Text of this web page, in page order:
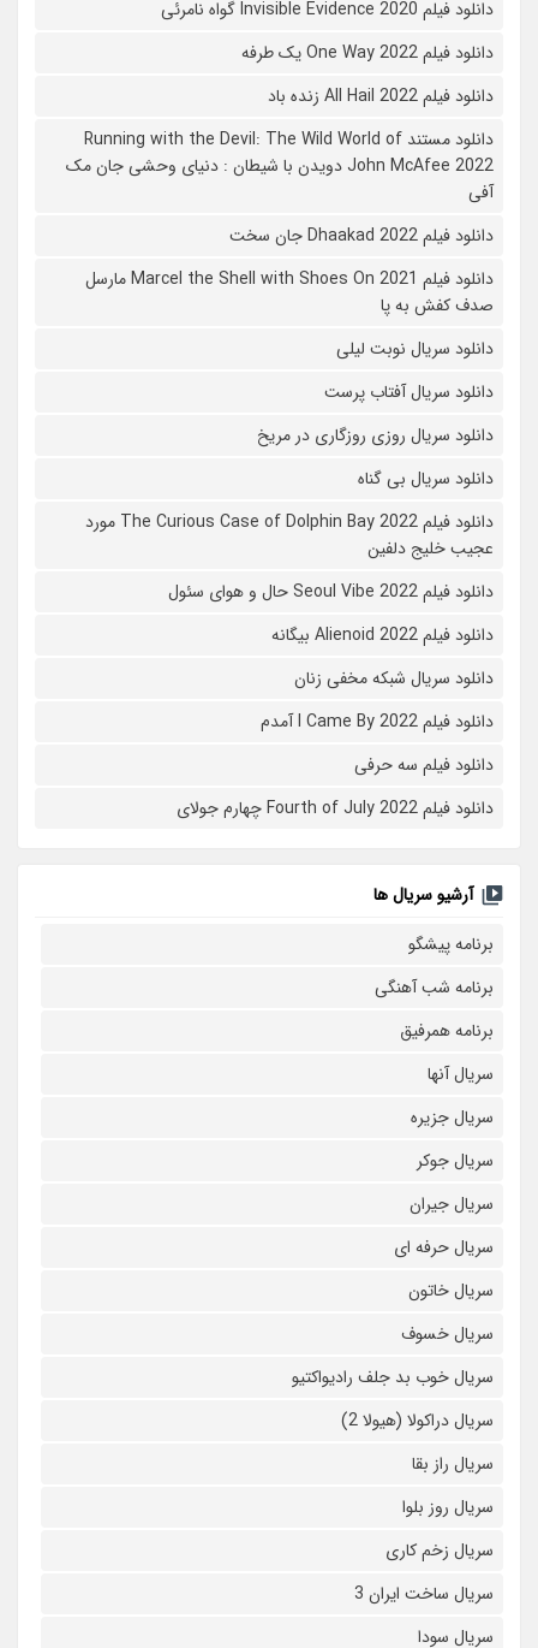
دانلود فیلم 2020 Invisible Evidence گواه نامرئی
دانلود فیلم One Way 2022 یک طرفه
دانلود فیلم All Hail 2022 زنده باد
دانلود مستند Running with the Devil: The Wild World of
John McAfee 2022 دویدن با شیطان : دنیای وحشی جان مک
آفی
دانلود فیلم Dhaakad 2022 جان سخت
دانلود فیلم Marcel the Shell with Shoes On 2021 مارسل
صدف کفش به پا
دانلود سریال نوبت لیلی
دانلود سریال آفتاب پرست
دانلود سریال روزی روزگاری در مریخ
دانلود سریال بی گناه
دانلود فیلم The Curious Case of Dolphin Bay 2022 مورد
عجیب خلیج دلفین
دانلود فیلم Seoul Vibe 2022 حال و هوای سئول
دانلود فیلم Alienoid 2022 بیگانه
دانلود سریال شبکه مخفی زنان
دانلود فیلم I Came By 2022 آمدم
دانلود فیلم سه حرفی
دانلود فیلم Fourth of July 2022 چهارم جولای
آرشیو سریال ها
برنامه پیشگو
برنامه شب آهنگی
برنامه همرفیق
سریال آنها
سریال جزیره
سریال جوکر
سریال جیران
سریال حرفه ای
سریال خاتون
سریال خسوف
سریال خوب بد جلف رادیواکتیو
سریال دراکولا (هیولا 2)
سریال راز بقا
سریال روز بلوا
سریال زخم کاری
سریال ساخت ایران 3
سریال سودا